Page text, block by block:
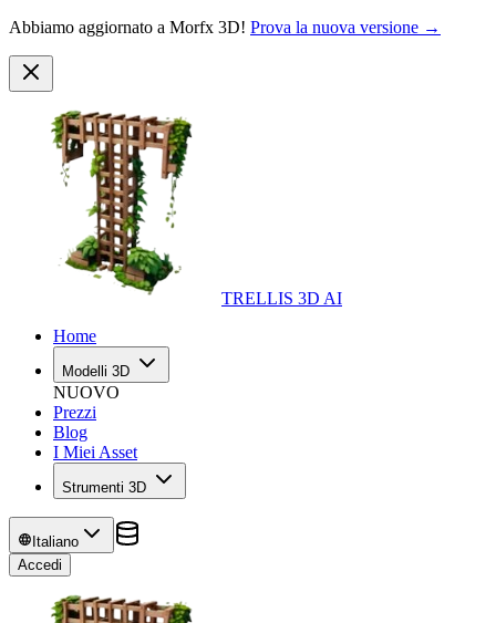
Abbiamo aggiornato a Morfx 3D! Prova la nuova versione →
TRELLIS 3D AI
Home
Modelli 3D
NUOVO
Prezzi
Blog
I Miei Asset
Strumenti 3D
Italiano
Accedi